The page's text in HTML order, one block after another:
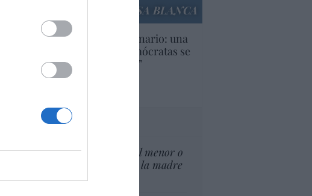
LA CASA BLANCA
EEUU. Inquietante escenario: una
tercera parte de los demócratas se
define como “socialista”
por Ignacio Aguirre
Cartas al director
¿El Superior interés el menor o
el superior interés de la madre
del menor?